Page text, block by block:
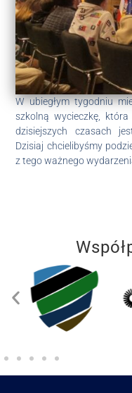
W ubiegłym tygodniu
szkolną wycieczkę,
dzisiejszych czasach
Dzisiaj chcielibyśmy
z tego ważnego